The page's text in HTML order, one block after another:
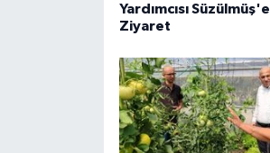
Yardımcısı Süzülmüş'e
Ziyaret